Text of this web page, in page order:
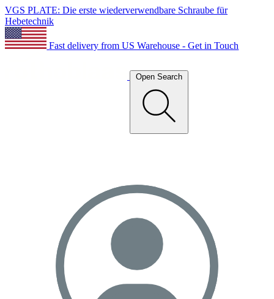
VGS PLATE: Die erste wiederverwendbare Schraube für
Hebetechnik
Fast delivery from US Warehouse - Get in Touch
Open Search